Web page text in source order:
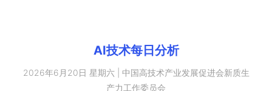
AI技术每日分析
2026年6月20日 星期六 | 中国高技术产业发展促进会新质生
产力工作委员会